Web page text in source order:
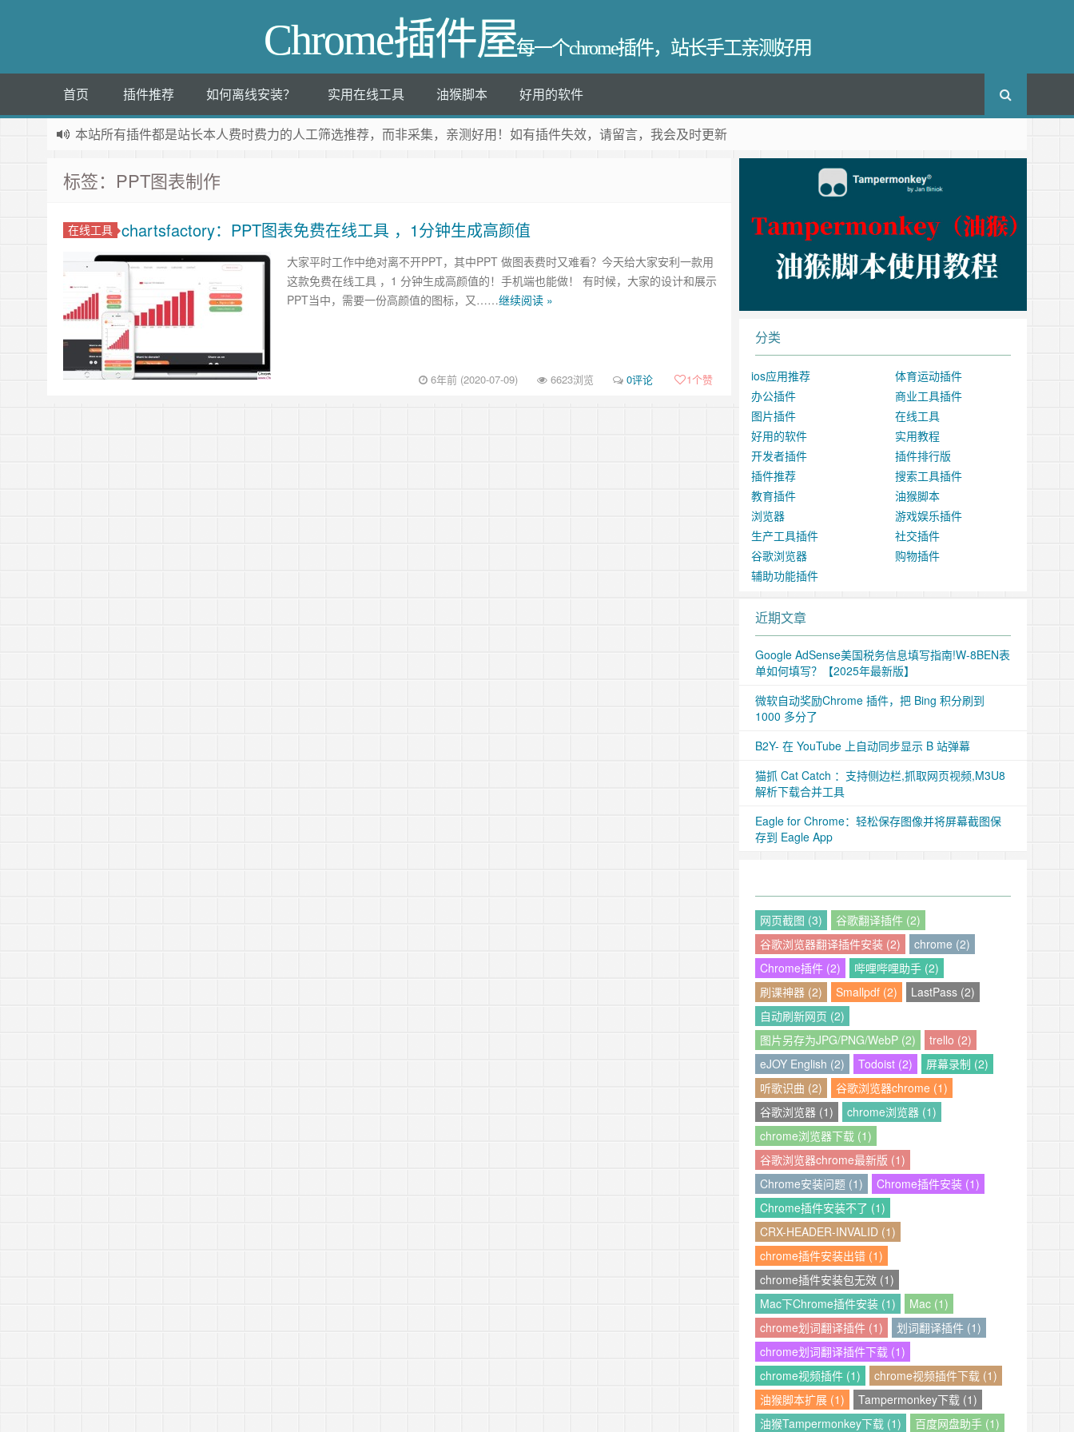
Chrome插件屋每一个chrome插件，站长手工亲测好用
首页 插件推荐 如何离线安装？ 实用在线工具 油猴脚本 好用的软件
本站所有插件都是站长本人费时费力的人工筛选推荐，而非采集，亲测好用！如有插件失效，请留言，我会及时更新
标签：PPT图表制作
在线工具 chartsfactory：PPT图表免费在线工具 ，1分钟生成高颜值
大家平时工作中绝对离不开PPT，其中PPT 做图表费时又难看？今天给大家安利一款用
这款免费在线工具 ，1 分钟生成高颜值的！手机端也能做！ 有时候，大家的设计和展示
PPT当中，需要一份高颜值的图标，又……继续阅读 »
6年前 (2020-07-09) 6623浏览 0评论 1个赞
分类
ios应用推荐
体育运动插件
办公插件
商业工具插件
图片插件
在线工具
好用的软件
实用教程
开发者插件
插件排行版
插件推荐
搜索工具插件
教育插件
油猴脚本
浏览器
游戏娱乐插件
生产工具插件
社交插件
谷歌浏览器
购物插件
辅助功能插件
近期文章
Google AdSense美国税务信息填写指南!W-8BEN表
单如何填写？【2025年最新版】
微软自动奖励Chrome 插件，把 Bing 积分刷到
1000 多分了
B2Y- 在 YouTube 上自动同步显示 B 站弹幕
猫抓 Cat Catch ：支持侧边栏,抓取网页视频,M3U8
解析下载合并工具
Eagle for Chrome：轻松保存图像并将屏幕截图保
存到 Eagle App
网页截图 (3)
谷歌翻译插件 (2)
谷歌浏览器翻译插件安装 (2)
chrome (2)
Chrome插件 (2)
哔哩哔哩助手 (2)
刷课神器 (2)
Smallpdf (2)
LastPass (2)
自动刷新网页 (2)
图片另存为JPG/PNG/WebP (2)
trello (2)
eJOY English (2)
Todoist (2)
屏幕录制 (2)
听歌识曲 (2)
谷歌浏览器chrome (1)
谷歌浏览器 (1)
chrome浏览器 (1)
chrome浏览器下载 (1)
谷歌浏览器chrome最新版 (1)
Chrome安装问题 (1)
Chrome插件安装 (1)
Chrome插件安装不了 (1)
CRX-HEADER-INVALID (1)
chrome插件安装出错 (1)
chrome插件安装包无效 (1)
Mac下Chrome插件安装 (1)
Mac (1)
chrome划词翻译插件 (1)
划词翻译插件 (1)
chrome划词翻译插件下载 (1)
chrome视频插件 (1)
chrome视频插件下载 (1)
油猴脚本扩展 (1)
Tampermonkey下载 (1)
油猴Tampermonkey下载 (1)
百度网盘助手 (1)